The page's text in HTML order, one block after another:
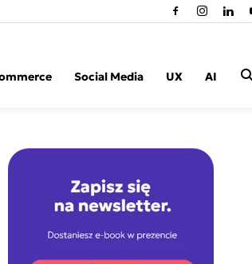
Social Media UX AI